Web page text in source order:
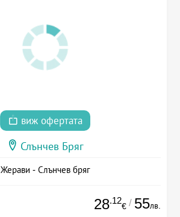
виж офертата
Слънчев Бряг
Жерави - Слънчев бряг
28.12
€ / 55лв.